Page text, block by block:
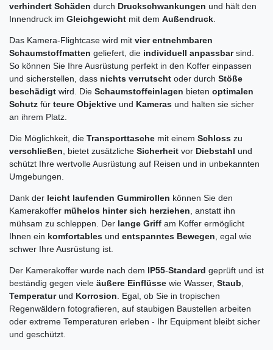
verhindert Schäden durch Druckschwankungen und hält den
Innendruck im Gleichgewicht mit dem Außendruck.
Das Kamera-Flightcase wird mit vier entnehmbaren
Schaumstoffmatten geliefert, die individuell anpassbarsind.
So können Sie Ihre Ausrüstung perfekt in den Koffer einpassen
und sicherstellen, dass nichts verrutscht oder durch Stöße
beschädigt wird. Die Schaumstoffeinlagen bieten optimalen
Schutz für teure Objektive und Kameras und halten sie sicher
an ihrem Platz.
Die Möglichkeit, die Transporttasche mit einem Schloss zu
verschließen, bietet zusätzliche Sicherheit vor Diebstahl und
schützt Ihre wertvolle Ausrüstung auf Reisen und in unbekannten
Umgebungen.
Dank der leicht laufenden Gummirollen können Sie den
Kamerakoffer mühelos hinter sich herziehen, anstatt ihn
mühsam zu schleppen. Der lange Griff am Koffer ermöglicht
Ihnen ein komfortables und entspanntes Bewegen, egal wie
schwer Ihre Ausrüstung ist.
Der Kamerakoffer wurde nach dem IP55-Standard geprüft und ist
beständig gegen viele äußere Einflüsse wie Wasser, Staub,
Temperatur und Korrosion. Egal, ob Sie in tropischen
Regenwäldern fotografieren, auf staubigen Baustellen arbeiten
oder extreme Temperaturen erleben - Ihr Equipment bleibt sicher
und geschützt.